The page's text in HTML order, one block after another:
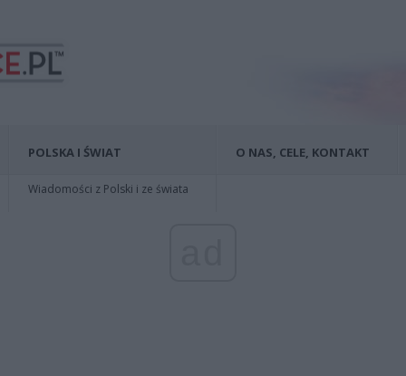
POLSKA I ŚWIAT
Wiadomości z Polski i ze świata
O NAS, CELE, KONTAKT